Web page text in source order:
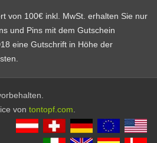
von 100€ inkl. MwSt. erhalten Sie nur
und Pins mit dem Gutschein
eine Gutschrift in Höhe der
von tontopf.com